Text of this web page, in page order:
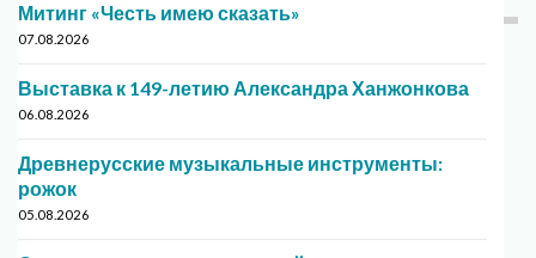
Митинг «Честь имею сказать»
07.08.2026
Выставка к 149-летию Александра Ханжонкова
06.08.2026
Древнерусские музыкальные инструменты:
рожок
05.08.2026